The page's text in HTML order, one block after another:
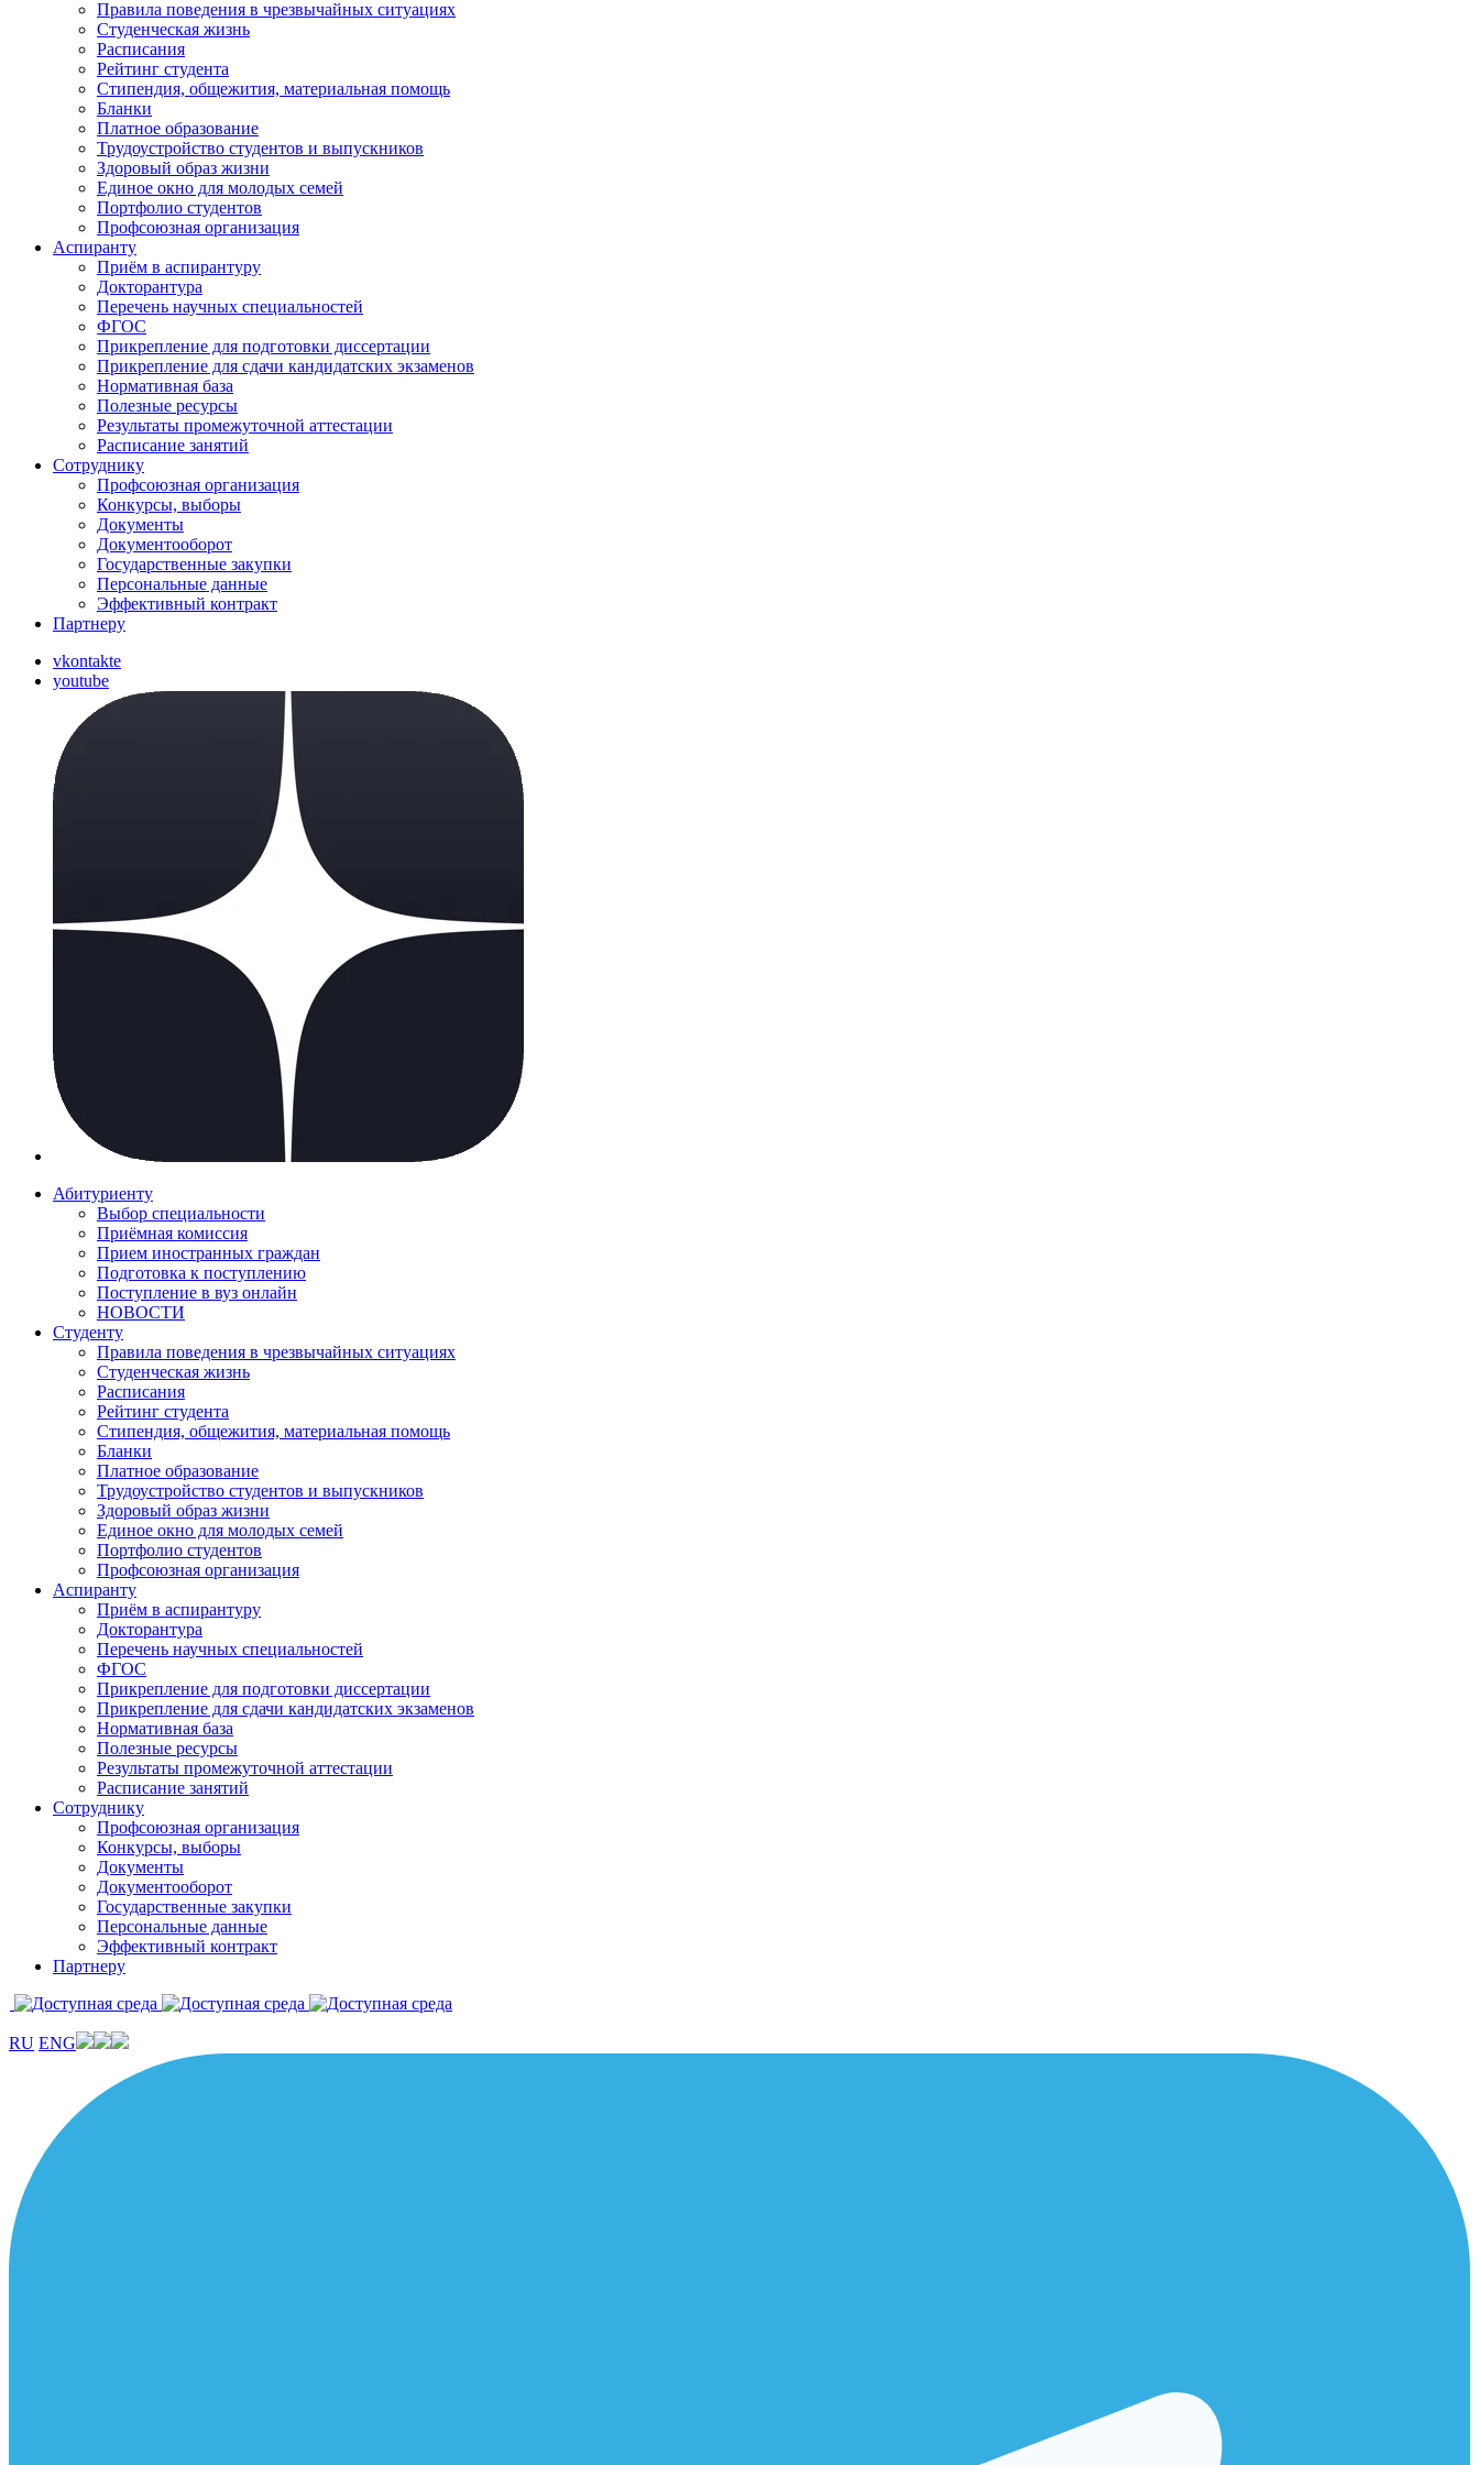
Правила поведения в чрезвычайных ситуациях
Студенческая жизнь
Расписания
Рейтинг студента
Стипендия, общежития, материальная помощь
Бланки
Платное образование
Трудоустройство студентов и выпускников
Здоровый образ жизни
Единое окно для молодых семей
Портфолио студентов
Профсоюзная организация
Аспиранту
Приём в аспирантуру
Докторантура
Перечень научных специальностей
ФГОС
Прикрепление для подготовки диссертации
Прикрепление для сдачи кандидатских экзаменов
Нормативная база
Полезные ресурсы
Результаты промежуточной аттестации
Расписание занятий
Сотруднику
Профсоюзная организация
Конкурсы, выборы
Документы
Документооборот
Государственные закупки
Персональные данные
Эффективный контракт
Партнеру
vkontakte
youtube
Абитуриенту
Выбор специальности
Приёмная комиссия
Прием иностранных граждан
Подготовка к поступлению
Поступление в вуз онлайн
НОВОСТИ
Студенту
Правила поведения в чрезвычайных ситуациях
Студенческая жизнь
Расписания
Рейтинг студента
Стипендия, общежития, материальная помощь
Бланки
Платное образование
Трудоустройство студентов и выпускников
Здоровый образ жизни
Единое окно для молодых семей
Портфолио студентов
Профсоюзная организация
Аспиранту
Приём в аспирантуру
Докторантура
Перечень научных специальностей
ФГОС
Прикрепление для подготовки диссертации
Прикрепление для сдачи кандидатских экзаменов
Нормативная база
Полезные ресурсы
Результаты промежуточной аттестации
Расписание занятий
Сотруднику
Профсоюзная организация
Конкурсы, выборы
Документы
Документооборот
Государственные закупки
Персональные данные
Эффективный контракт
Партнеру
RU ENG